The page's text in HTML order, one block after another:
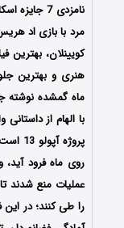
نامزدی 7
مرد با بازی اد
کویینلان، بهترین
هنری و بهترین
با الهام از
روی ماه فرود
عملیات منع شدند
را طی کنند؛ در این